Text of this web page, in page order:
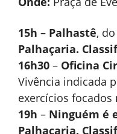
15h – Palhastê, do
Palhaçaria.
16h30 – Oficina
Vivência indicada
exercícios focados
19h – Ninguém é
Palhaçaria.